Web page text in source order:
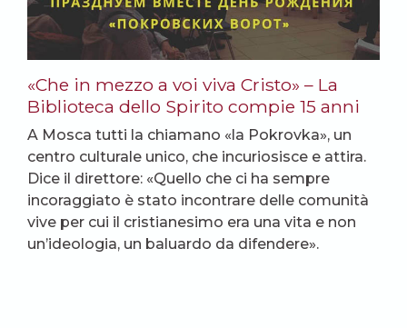
«Che in mezzo a voi viva Cristo» – La
Biblioteca dello Spirito compie 15 anni
A Mosca tutti la chiamano «la Pokrovka», un
centro culturale unico, che incuriosisce e attira.
Dice il direttore: «Quello che ci ha sempre
incoraggiato è stato incontrare delle comunità
vive per cui il cristianesimo era una vita e non
un’ideologia, un baluardo da difendere».